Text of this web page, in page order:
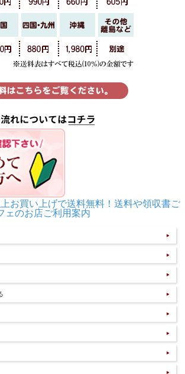
お買い上げで送料無料！送料や領収書ご
ェのお店ご利用案内